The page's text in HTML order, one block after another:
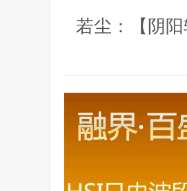
若尘：【阴